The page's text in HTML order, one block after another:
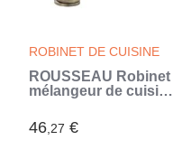
ROBINET DE CUISINE
ROUSSEAU Robinet
mélangeur de cuisine
douchette - Bronze
vieilli (Brun)
46,27 €